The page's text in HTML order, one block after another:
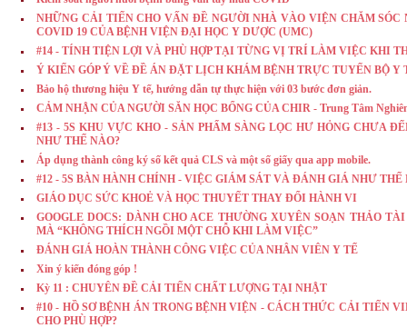
NHỮNG CẢI TIẾN CHO VẤN ĐỀ NGƯỜI NHÀ VÀO VIỆN CHĂM SÓC
COVID 19 CỦA BỆNH VIỆN ĐẠI HỌC Y DƯỢC (UMC)
#14 - TÍNH TIỆN LỢI VÀ PHÙ HỢP TẠI TỪNG VỊ TRÍ LÀM VIỆC KHI
Ý KIẾN GÓP Ý VỀ ĐỀ ÁN ĐẶT LỊCH KHÁM BỆNH TRỰC TUYẾN BỘ Y
Bảo hộ thương hiệu Y tế, hướng dẫn tự thực hiện với 03 bước đơn giản.
CẢM NHẬN CỦA NGƯỜI SĂN HỌC BỔNG CỦA CHIR - Trung Tâm
#13 - 5S KHU VỰC KHO - SẢN PHẨM SÀNG LỌC HƯ HỎNG CHƯA
NHƯ THẾ NÀO?
Áp dụng thành công ký số kết quả CLS và một số giấy qua app mobile.
#12 - 5S BÀN HÀNH CHÍNH - VIỆC GIÁM SÁT VÀ ĐÁNH GIÁ NHƯ THẾ
GIÁO DỤC SỨC KHOẺ VÀ HỌC THUYẾT THAY ĐỔI HÀNH VI
GOOGLE DOCS: DÀNH CHO ACE THƯỜNG XUYÊN SOẠN THẢO
MÀ “KHÔNG THÍCH NGỒI MỘT CHỖ KHI LÀM VIỆC”
ĐÁNH GIÁ HOÀN THÀNH CÔNG VIỆC CỦA NHÂN VIÊN Y TẾ
Xin ý kiến đóng góp !
Kỳ 11 : CHUYÊN ĐỀ CẢI TIẾN CHẤT LƯỢNG TẠI NHẬT
#10 - HỒ SƠ BỆNH ÁN TRONG BỆNH VIỆN - CÁCH THỨC CẢI TIẾN
CHO PHÙ HỢP?